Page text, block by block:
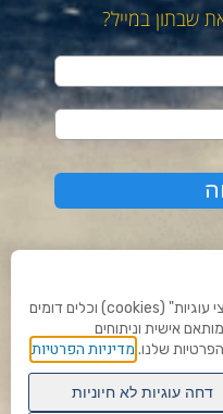
שבתון במייל?
פרטיות
לידיעתכם, באתר זה נעשה שימוש ב"קבצי עוגיות" (cookies) וכלים דומים
אישית וניתוחים
שלנו. מדיניות הפרטיות
דחה עוגיות לא חיוניות